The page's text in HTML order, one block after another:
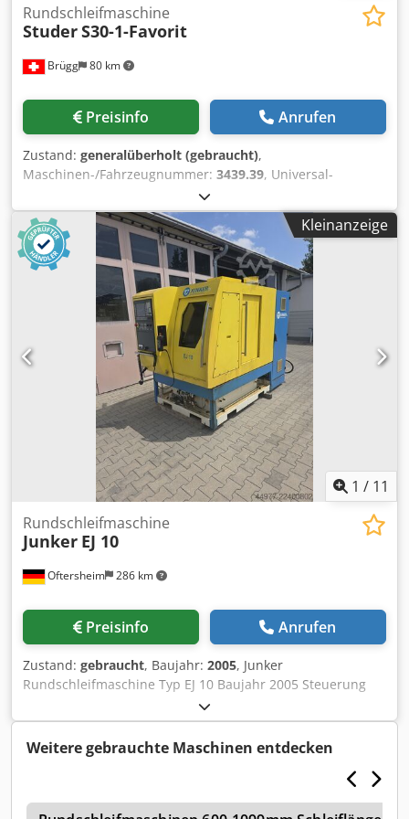
Brügg 80 km
Rundschleifmaschine
StuderS30-1-Favorit
Preisinfo Anrufen
Zustand: generalüberholt (gebraucht),
Maschinen-/Fahrzeugnummer: 3439.39, Universal-
Rundschleifmaschine für Außen- und Innenrundschleifen.
• Spitzenweite: 650 mm • Spitzenhöhe: 175 mm Chsdpfx
Agoxxy A Tskja • Komplett überholt (Retrofit) – Die
Maschine wurde vollständig zerlegt und Bauteil für Bauteil
neu aufgebaut. Führungsbahnen überarbeitet, Lager
erneuert, neuer Schaltschrank und neue elektrische
Installation, komplette Neulackierung sowie geometrische
Neueinstellung für höchste Präzision. • Ausgestattet mit
digitalem Messsystem (Fagor). • Maschinenzustand
vergleichbar mit einer Neumaschine, sofort einsatzbereit. •
Umfangreiches Zubehör im Lieferumfang enthalten, wie
auf den Fotos zu sehen. • Vorführung unter Spannung und
Probelauf jederzeit möglich. Verfügbarkeit: Sofort lieferbar!
Kleinanzeige
1 / 11
Oftersheim 286 km
Rundschleifmaschine
Junker EJ 10
Preisinfo Anrufen
Zustand: gebraucht, Baujahr: 2005, Junker
Rundschleifmaschine Typ EJ 10 Baujahr 2005 Steuerung
Siemens Spitzenweite 150mm Achshöhe der Zentrierspitze
100mm Werkstückmasse max. 5kg
Schleifscheibendurchmesser max. 400mm
Schleifscheibenbreite max. 63mm Bohrung der
Schleifscheibe JUNKER Spindelbund 27mm Cjdpjznx Hcsfx
Agkeha Das Angebot richtet sich ausschließlich an
Weitere gebrauchte Maschinen entdecken